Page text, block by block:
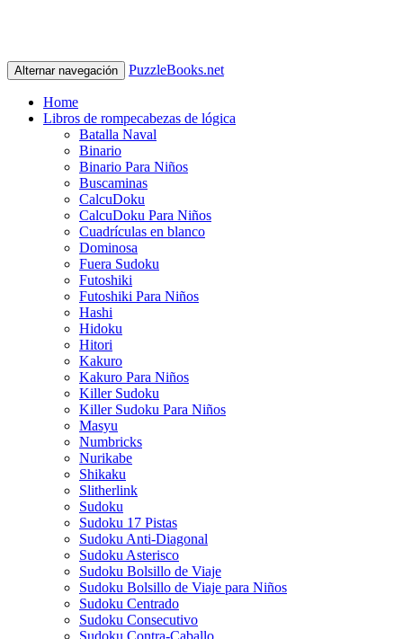
Alternar navegación PuzzleBooks.net
Home
Libros de rompecabezas de lógica
Batalla Naval
Binario
Binario Para Niños
Buscaminas
CalcuDoku
CalcuDoku Para Niños
Cuadrículas en blanco
Dominosa
Fuera Sudoku
Futoshiki
Futoshiki Para Niños
Hashi
Hidoku
Hitori
Kakuro
Kakuro Para Niños
Killer Sudoku
Killer Sudoku Para Niños
Masyu
Numbricks
Nurikabe
Shikaku
Slitherlink
Sudoku
Sudoku 17 Pistas
Sudoku Anti-Diagonal
Sudoku Asterisco
Sudoku Bolsillo de Viaje
Sudoku Bolsillo de Viaje para Niños
Sudoku Centrado
Sudoku Consecutivo
Sudoku Contra-Caballo